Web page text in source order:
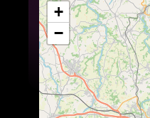
+
−